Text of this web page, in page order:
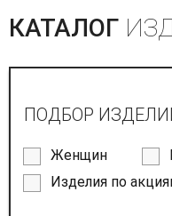
КАТАЛОГ
ПОДБОР
Женщин
Изделия по